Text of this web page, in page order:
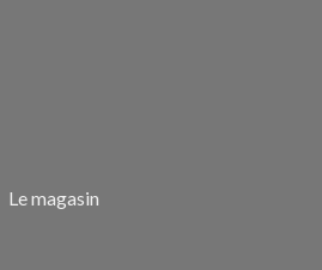
Le magasin